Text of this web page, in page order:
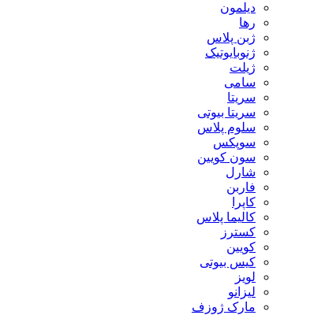
دیلمون
رها
ژبن پلاس
ژنوبایوتیک
ژیلت
سامی
سریتا
سریتا بیوتی
سلوم پلاس
سوپکس
سون کویین
شارل
فاربن
کاپرا
کالیما پلاس
کسترز
کویین
کیس بیوتی
لویز
لیزانو
مارک ژوزف